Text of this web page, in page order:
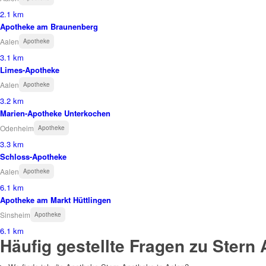
2.1 km
Apotheke am Braunenberg
Aalen Apotheke
3.1 km
Limes-Apotheke
Aalen Apotheke
3.2 km
Marien-Apotheke Unterkochen
Odenheim Apotheke
3.3 km
Schloss-Apotheke
Aalen Apotheke
6.1 km
Apotheke am Markt Hüttlingen
Sinsheim Apotheke
6.1 km
Häufig gestellte Fragen zu Stern